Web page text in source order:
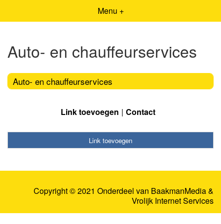
Menu +
Auto- en chauffeurservices
Auto- en chauffeurservices
Link toevoegen Contact
Link toevoegen
Copyright © 2021 Onderdeel van BaakmanMedia&
Vrolijk Internet Services